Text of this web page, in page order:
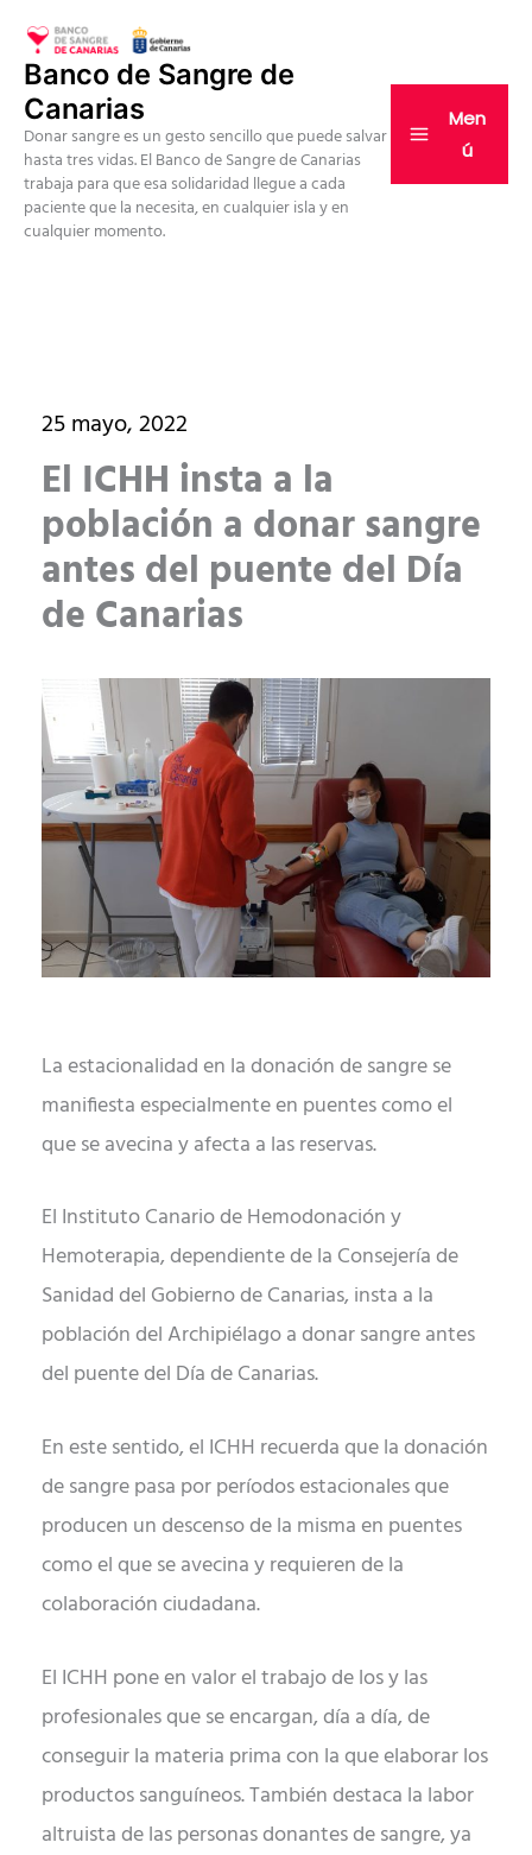
contenido
Banco de Sangre de
Canarias
Donar sangre es un gesto sencillo que puede salvar
hasta tres vidas. El Banco de Sangre de Canarias
trabaja para que esa solidaridad llegue a cada
paciente que la necesita, en cualquier isla y en
cualquier momento.
Men
ú
25 mayo, 2022
El ICHH insta a la
población a donar sangre
antes del puente del Día
de Canarias
La estacionalidad en la donación de sangre se
manifiesta especialmente en puentes como el
que se avecina y afecta a las reservas.
El Instituto Canario de Hemodonación y
Hemoterapia, dependiente de la Consejería de
Sanidad del Gobierno de Canarias, insta a la
población del Archipiélago a donar sangre antes
del puente del Día de Canarias.
En este sentido, el ICHH recuerda que la donación
de sangre pasa por períodos estacionales que
producen un descenso de la misma en puentes
como el que se avecina y requieren de la
colaboración ciudadana.
El ICHH pone en valor el trabajo de los y las
profesionales que se encargan, día a día, de
conseguir la materia prima con la que elaborar los
productos sanguíneos. También destaca la labor
altruista de las personas donantes de sangre, ya